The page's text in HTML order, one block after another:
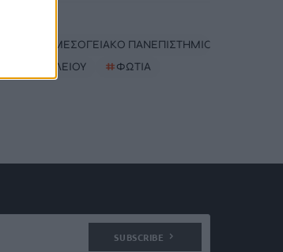
ΕΛΛΗΝΙΚΟ ΜΕΣΟΓΕΙΑΚΟ ΠΑΝΕΠΙΣΤΗΜΙΟ
ΔΕΕΠ ΗΡΑΚΛΕΙΟΥ #ΦΩΤΙΑ
SUBSCRIBE